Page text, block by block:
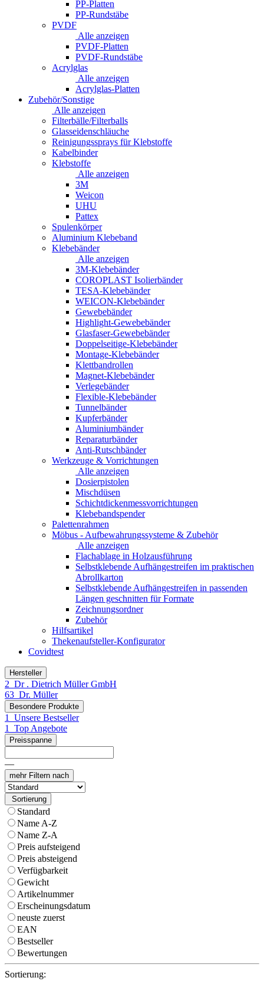
PP-Platten
PP-Rundstäbe
PVDF
Alle anzeigen
PVDF-Platten
PVDF-Rundstäbe
Acrylglas
Alle anzeigen
Acrylglas-Platten
Zubehör/Sonstige
Alle anzeigen
Filterbälle/Filterballs
Glasseidenschläuche
Reinigungssprays für Klebstoffe
Kabelbinder
Klebstoffe
Alle anzeigen
3M
Weicon
UHU
Pattex
Spulenkörper
Aluminium Klebeband
Klebebänder
Alle anzeigen
3M-Klebebänder
COROPLAST Isolierbänder
TESA-Klebebänder
WEICON-Klebebänder
Gewebebänder
Highlight-Gewebebänder
Glasfaser-Gewebebänder
Doppelseitige-Klebebänder
Montage-Klebebänder
Klettbandrollen
Magnet-Klebebänder
Verlegebänder
Flexible-Klebebänder
Tunnelbänder
Kupferbänder
Aluminiumbänder
Reparaturbänder
Anti-Rutschbänder
Werkzeuge & Vorrichtungen
Alle anzeigen
Dosierpistolen
Mischdüsen
Schichtdickenmessvorrichtungen
Klebebandspender
Palettenrahmen
Möbus - Aufbewahrungssysteme & Zubehör
Alle anzeigen
Flachablage in Holzausführung
Selbstklebende Aufhängestreifen im praktischen
Abrollkarton
Selbstklebende Aufhängestreifen in passenden
Längen geschnitten für Formate
Zeichnungsordner
Zubehör
Hilfsartikel
Thekenaufsteller-Konfigurator
Covidtest
Hersteller
2 Dr . Dietrich Müller GmbH
63 Dr. Müller
Besondere Produkte
1 Unsere Bestseller
1 Top Angebote
Preisspanne
—
mehrFiltern nach
Sortierung
Standard
Name A-Z
Name Z-A
Preis aufsteigend
Preis absteigend
Verfügbarkeit
Gewicht
Artikelnummer
Erscheinungsdatum
neuste zuerst
EAN
Bestseller
Bewertungen
Sortierung: